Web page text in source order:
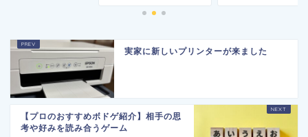
実家に新しいプリンターが来ました
【プロのおすすめボドゲ紹介】相手の思
考や好みを読み合うゲーム